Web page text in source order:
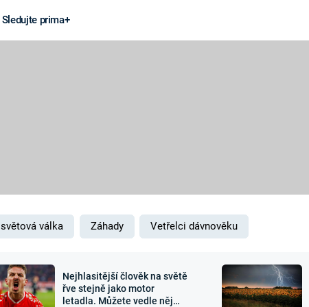
Sledujte prima+
MARS
Záhady a
Zajímavosti
válka Záhady Vetřelci dávnověku
Nejhlasitější člověk na světě
řve stejně jako motor
letadla. Můžete vedle něj